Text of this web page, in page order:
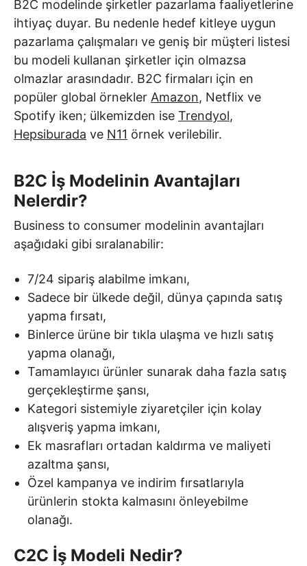
B2C modelinde şirketler pazarlama faaliyetlerine
ihtiyaç duyar. Bu nedenle hedef kitleye uygun
pazarlama çalışmaları ve geniş bir müşteri listesi
bu modeli kullanan şirketler için olmazsa
olmazlar arasındadır. B2C firmaları için en
popüler global örnekler Amazon, Netflix ve
Spotify iken; ülkemizden ise Trendyol,
Hepsiburada ve N11 örnek verilebilir.
B2C İş Modelinin Avantajları
Nelerdir?
Business to consumer modelinin avantajları
aşağıdaki gibi sıralanabilir:
7/24 sipariş alabilme imkanı,
Sadece bir ülkede değil, dünya çapında satış
yapma fırsatı,
Binlerce ürüne bir tıkla ulaşma ve hızlı satış
yapma olanağı,
Tamamlayıcı ürünler sunarak daha fazla satış
gerçekleştirme şansı,
Kategori sistemiyle ziyaretçiler için kolay
alışveriş yapma imkanı,
Ek masrafları ortadan kaldırma ve maliyeti
azaltma şansı,
Özel kampanya ve indirim fırsatlarıyla
ürünlerin stokta kalmasını önleyebilme
olanağı.
C2C İş Modeli Nedir?